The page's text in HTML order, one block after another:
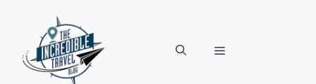
springen
Menü